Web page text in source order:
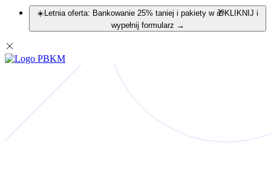
☀️Letnia oferta: Bankowanie 25% taniej i pakiety w 🎁KLIKNIJ i
wypełnij formularz →